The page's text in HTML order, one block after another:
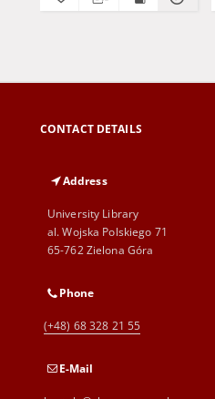
CONTACT DETAILS
Address
University Library
al. Wojska Polskiego 71
65-762 Zielona Góra
Phone
(+48) 68 328 21 55
E-Mail